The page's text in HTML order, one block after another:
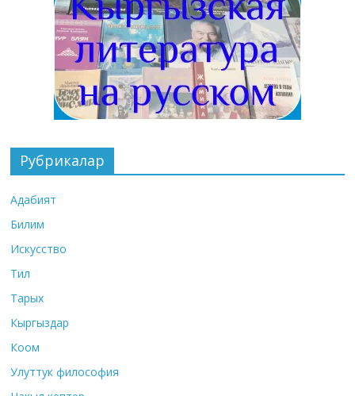
Рубрикалар
Адабият
Билим
Искусство
Тил
Тарых
Кыргыздар
Коом
Улуттук философия